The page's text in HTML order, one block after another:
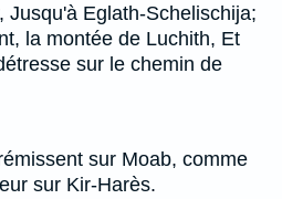
Jusqu'à Eglath-Schelischija;
la montée de Luchith, Et
sur le chemin de
sur Moab, comme
sur Kir-Harès.